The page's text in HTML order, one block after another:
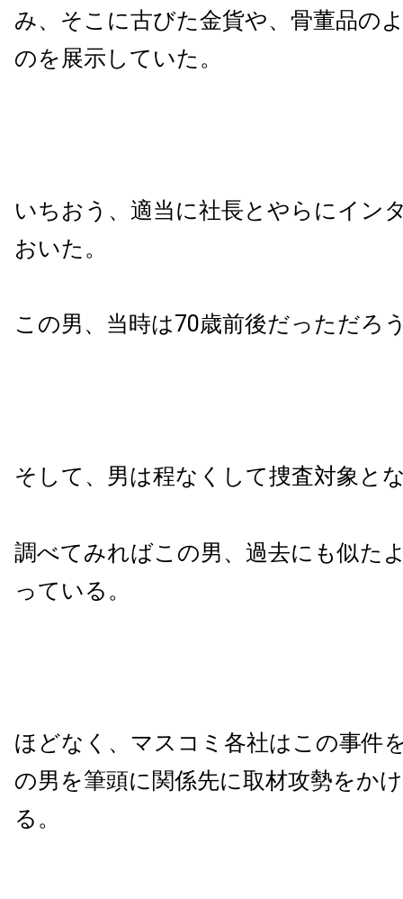
み、そこに古びた金貨や、骨董品の
のを展示していた。
いちおう、適当に社長とやらにイン
おいた。
この男、当時は70歳前後だっただろ
そして、男は程なくして捜査対象と
調べてみればこの男、過去にも似た
っている。
ほどなく、マスコミ各社はこの事件
の男を筆頭に関係先に取材攻勢をか
る。